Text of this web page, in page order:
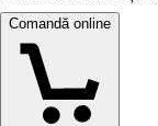
Comandă online